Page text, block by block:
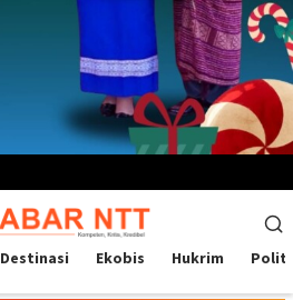
Destinasi Ekobis Hukrim